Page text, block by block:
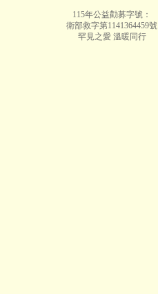
115年公益勸募字號：
衛部救字第1141364459號
罕見之愛 溫暖同行